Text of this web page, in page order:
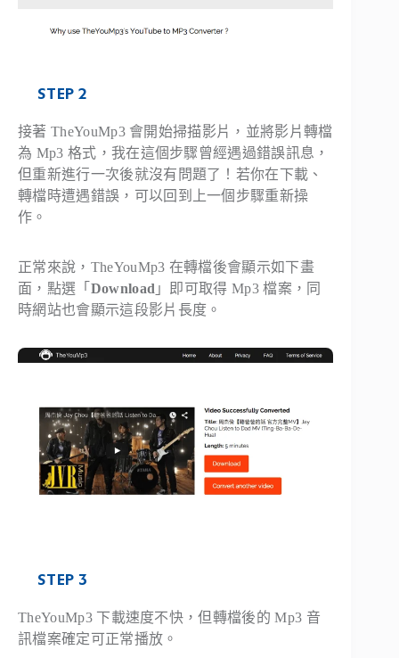
STEP 2
接著 TheYouMp3 會開始掃描影片，並將影片轉檔
為 Mp3 格式，我在這個步驟曾經遇過錯誤訊息，
但重新進行一次後就沒有問題了！若你在下載、
轉檔時遭遇錯誤，可以回到上一個步驟重新操
作。
正常來說，TheYouMp3 在轉檔後會顯示如下畫
面，點選「 Download 」即可取得 Mp3 檔案，同
時網站也會顯示這段影片長度。
STEP 3
TheYouMp3 下載速度不快，但轉檔後的 Mp3 音
訊檔案確定可正常播放。